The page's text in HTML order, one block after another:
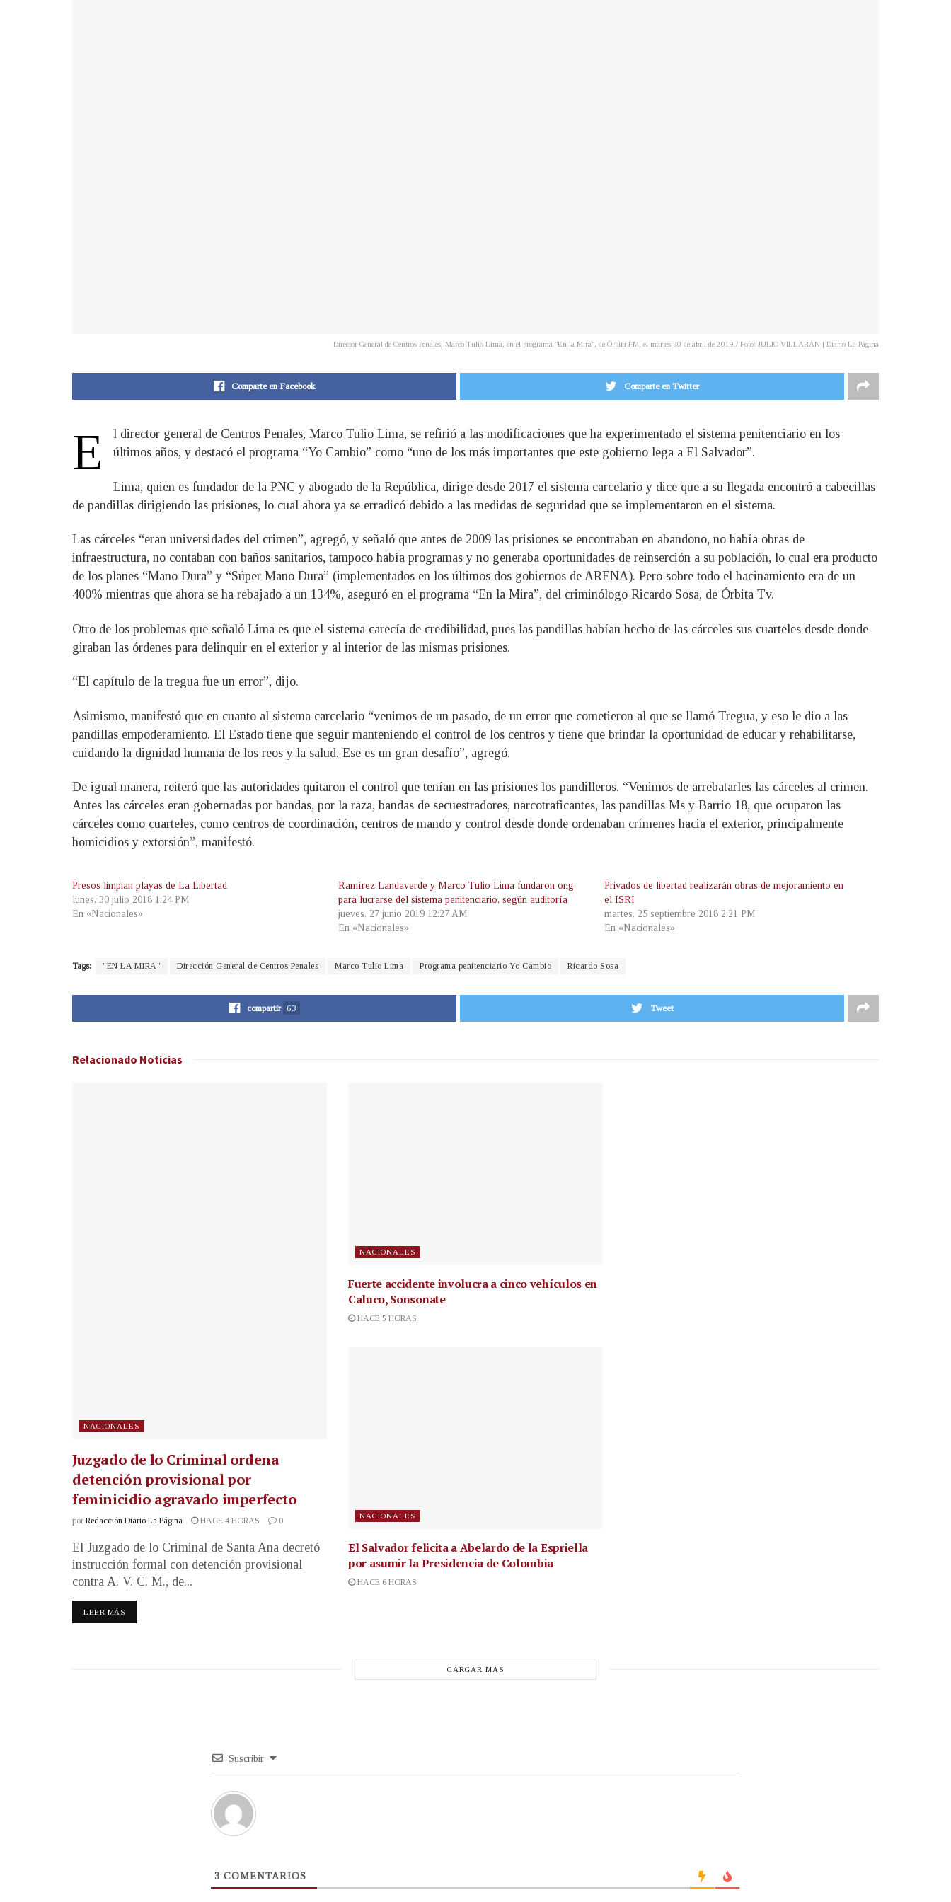
Director General de Centros Penales, Marco Tulio Lima, en el programa "En la Mira", de Órbita FM, el martes 30 de abril de 2019./ Foto: JULIO VILLARÁN | Diario La Página
Comparte en Facebook Comparte en Twitter
E
l director general de Centros Penales, Marco Tulio Lima, se refirió a las modificaciones que ha experimentado el sistema penitenciario en los
últimos años, y destacó el programa “Yo Cambio” como “uno de los más importantes que este gobierno lega a El Salvador”.
Lima, quien es fundador de la PNC y abogado de la República, dirige desde 2017 el sistema carcelario y dice que a su llegada encontró a cabecillas
de pandillas dirigiendo las prisiones, lo cual ahora ya se erradicó debido a las medidas de seguridad que se implementaron en el sistema.
Las cárceles “eran universidades del crimen”, agregó, y señaló que antes de 2009 las prisiones se encontraban en abandono, no había obras de
infraestructura, no contaban con baños sanitarios, tampoco había programas y no generaba oportunidades de reinserción a su población, lo cual era producto
de los planes “Mano Dura” y “Súper Mano Dura” (implementados en los últimos dos gobiernos de ARENA). Pero sobre todo el hacinamiento era de un
400% mientras que ahora se ha rebajado a un 134%, aseguró en el programa “En la Mira”, del criminólogo Ricardo Sosa, de Órbita Tv.
Otro de los problemas que señaló Lima es que el sistema carecía de credibilidad, pues las pandillas habían hecho de las cárceles sus cuarteles desde donde
giraban las órdenes para delinquir en el exterior y al interior de las mismas prisiones.
“El capítulo de la tregua fue un error”, dijo.
Asimismo, manifestó que en cuanto al sistema carcelario “venimos de un pasado, de un error que cometieron al que se llamó Tregua, y eso le dio a las
pandillas empoderamiento. El Estado tiene que seguir manteniendo el control de los centros y tiene que brindar la oportunidad de educar y rehabilitarse,
cuidando la dignidad humana de los reos y la salud. Ese es un gran desafío”, agregó.
De igual manera, reiteró que las autoridades quitaron el control que tenían en las prisiones los pandilleros. “Venimos de arrebatarles las cárceles al crimen.
Antes las cárceles eran gobernadas por bandas, por la raza, bandas de secuestradores, narcotraficantes, las pandillas Ms y Barrio 18, que ocuparon las
cárceles como cuarteles, como centros de coordinación, centros de mando y control desde donde ordenaban crímenes hacia el exterior, principalmente
homicidios y extorsión”, manifestó.
Presos limpian playas de La Libertad
lunes, 30 julio 2018 1:24 PM
En «Nacionales»
Ramírez Landaverde y Marco Tulio Lima fundaron ong
para lucrarse del sistema penitenciario, según auditoría
jueves, 27 junio 2019 12:27 AM
En «Nacionales»
Privados de libertad realizarán obras de mejoramiento en
el ISRI
martes, 25 septiembre 2018 2:21 PM
En «Nacionales»
Tags: "EN LA MIRA" Dirección General de Centros Penales Marco Tulio Lima Programa penitenciario Yo Cambio Ricardo Sosa
compartir 63 Tweet
Relacionado Noticias
NACIONALES
Juzgado de lo Criminal ordena
detención provisional por
feminicidio agravado imperfecto
por Redacción Diario La Página HACE 4 HORAS 0
El Juzgado de lo Criminal de Santa Ana decretó
instrucción formal con detención provisional
contra A. V. C. M., de...
LEER MÁS
NACIONALES
Fuerte accidente involucra a cinco vehículos en
Caluco, Sonsonate
HACE 5 HORAS
NACIONALES
El Salvador felicita a Abelardo de la Espriella
por asumir la Presidencia de Colombia
HACE 6 HORAS
CARGAR MÁS
Suscribir
3 COMENTARIOS